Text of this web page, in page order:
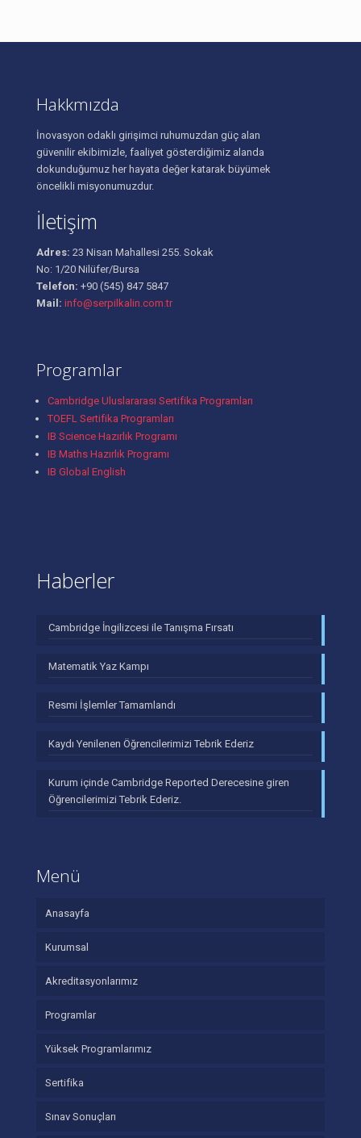
Hakkmızda
İnovasyon odaklı girişimci ruhumuzdan güç alan
güvenilir ekibimizle, faaliyet gösterdiğimiz alanda
dokunduğumuz her hayata değer katarak büyümek
öncelikli misyonumuzdur.
İletişim
Adres: 23 Nisan Mahallesi 255. Sokak
No: 1/20 Nilüfer/Bursa
Telefon: +90 (545) 847 5847
Mail: info@serpilkalin.com.tr
Programlar
Cambridge Uluslararası Sertifika Programları
TOEFL Sertifika Programları
IB Science Hazırlık Programı
IB Maths Hazırlık Programı
IB Global English
Haberler
Cambridge İngilizcesi ile Tanışma Fırsatı
Matematik Yaz Kampı
Resmi İşlemler Tamamlandı
Kaydı Yenilenen Öğrencilerimizi Tebrik Ederiz
Kurum içinde Cambridge Reported Derecesine giren
Öğrencilerimizi Tebrik Ederiz.
Menü
Anasayfa
Kurumsal
Akreditasyonlarımız
Programlar
Yüksek Programlarımız
Sertifika
Sınav Sonuçları